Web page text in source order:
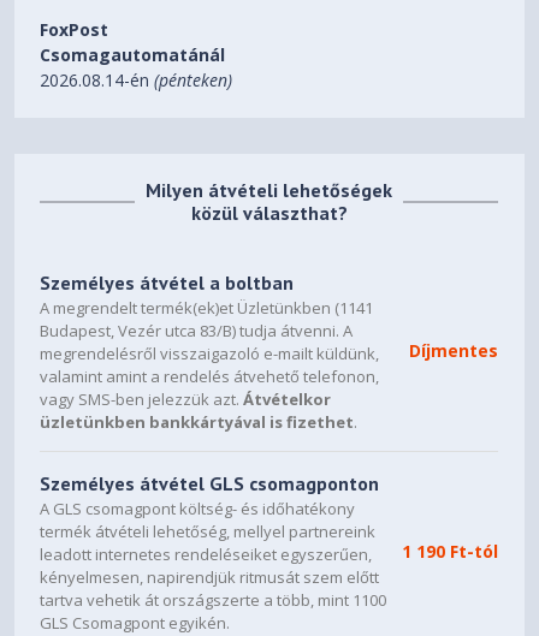
Recycled Content
100% Plastic
FoxPost
Csomagautomatánál
2026.08.14-én(pénteken)
Milyen átvételi lehetőségek
közül választhat?
Személyes átvétel a boltban
A megrendelt termék(ek)et Üzletünkben (1141
Budapest, Vezér utca 83/B) tudja átvenni. A
megrendelésről visszaigazoló e-mailt küldünk,
valamint amint a rendelés átvehető telefonon,
vagy SMS-ben jelezzük azt.Átvételkor
üzletünkben bankkártyával is fizethet.
Díjmentes
Személyes átvétel GLS csomagponton
A GLS csomagpont költség- és időhatékony
termék átvételi lehetőség, mellyel partnereink
leadott internetes rendeléseiket egyszerűen,
kényelmesen, napirendjük ritmusát szem előtt
tartva vehetik át országszerte a több, mint 1100
GLS Csomagpont egyikén.
1 190 Ft-tól